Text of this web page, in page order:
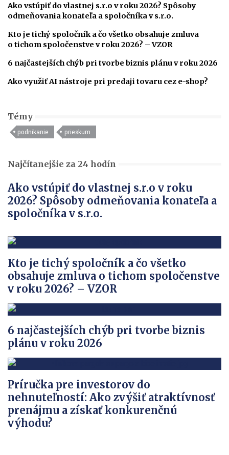
Ako vstúpiť do vlastnej s.r.o v roku 2026? Spôsoby
odmeňovania konateľa a spoločníka v s.r.o.
Kto je tichý spoločník a čo všetko obsahuje zmluva
o tichom spoločenstve v roku 2026? – VZOR
6 najčastejších chýb pri tvorbe biznis plánu v roku 2026
Ako využiť AI nástroje pri predaji tovaru cez e-shop?
Témy
podnikanie prieskum
Najčítanejšie za 24 hodín
Ako vstúpiť do vlastnej s.r.o v roku
2026? Spôsoby odmeňovania konateľa a
spoločníka v s.r.o.
Kto je tichý spoločník a čo všetko
obsahuje zmluva o tichom spoločenstve
v roku 2026? – VZOR
6 najčastejších chýb pri tvorbe biznis
plánu v roku 2026
Príručka pre investorov do
nehnuteľností: Ako zvýšiť atraktívnosť
prenájmu a získať konkurenčnú
výhodu?